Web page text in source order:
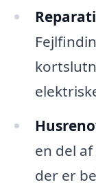
en del
der er